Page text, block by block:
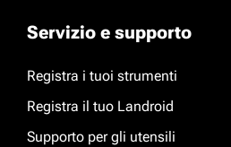
Servizio e supporto
Registra i tuoi strumenti
Registra il tuo Landroid
Supporto per gli utensili